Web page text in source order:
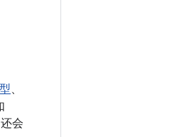
、
会